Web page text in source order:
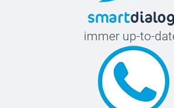
immer up-to-